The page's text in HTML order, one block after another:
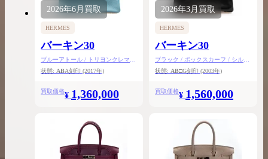
2026年6月 買取
HERMES
バーキン30
ブルーアトール / トリヨンクレマン
ス / シルバー金具
状態: ABA刻印 (2017年)
買取価格¥ 1,360,000
2026年3月買取
HERMES
バーキン30
ブラック / ボックスカーフ / シルバ
ー金具
状態: AB□G刻印 (2003年)
買取価格¥ 1,560,000